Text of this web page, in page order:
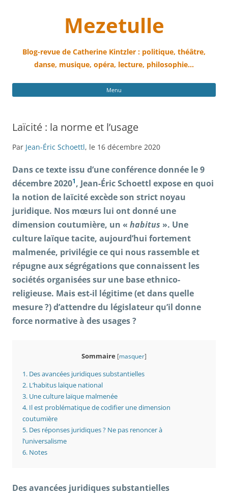
Mezetulle
Blog-revue de Catherine Kintzler : politique, théâtre,
danse, musique, opéra, lecture, philosophie…
Menu
Laïcité : la norme et l’usage
Par Jean-Éric Schoettl, le 16 décembre 2020
Dans cetexte issu d’une conférence donnée le 9
décembre 20201, Jean-Éric Schoettl exposeen quoi
la notion de laïcitéexcèdeson strict noyau
juridique. Nos mœurs lui ont donné une
dimension coutumière, un « habitus ». Une
culture laïque tacite, aujourd’hui fortement
malmenée, privilégie ce qui nous rassemble et
répugne aux ségrégations que connaissent les
sociétés organisées sur une base ethnico-
religieuse. Mais est-il légitime (etdans quelle
mesure ?) d’attendredu législateur qu’il donne
force normativeà des usages?
Sommaire [masquer]
1. Des avancées juridiques substantielles
2. L’habitus laïque national
3. Une culture laïque malmenée
4. Il est problématique de codifier une dimension
coutumière
5. Des réponses juridiques ? Ne pas renoncer à
l’universalisme
6. Notes
Desavancées juridiquessubstantielles